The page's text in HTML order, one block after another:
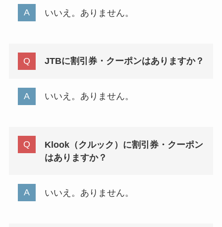
いいえ。ありません。
JTBに割引券・クーポンはありますか？
いいえ。ありません。
Klook（クルック）に割引券・クーポン
はありますか？
いいえ。ありません。